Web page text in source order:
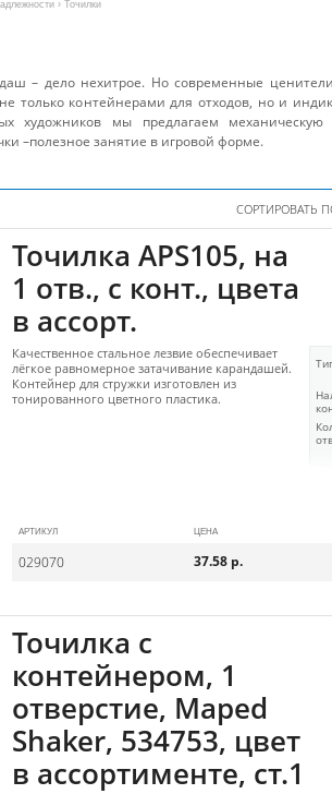
› Точилки
– дело нехитрое. Но современные
только контейнерами для отходов, но и
художников мы предлагаем механическую
–полезное занятие в игровой форме.
СОРТИРОВАТЬ
Точилка APS105, на
1 отв., с конт., цвета
в ассорт.
Качественное стальное лезвие обеспечивает
лёгкое равномерное затачивание карандашей.
Контейнер для стружки изготовлен из
тонированного цветного пластика.
АРТИКУЛ ЦЕНА
029070 37.58 р.
Точилка с
контейнером, 1
отверстие, Maped
Shaker, 534753, цвет
в ассортименте, ст.1